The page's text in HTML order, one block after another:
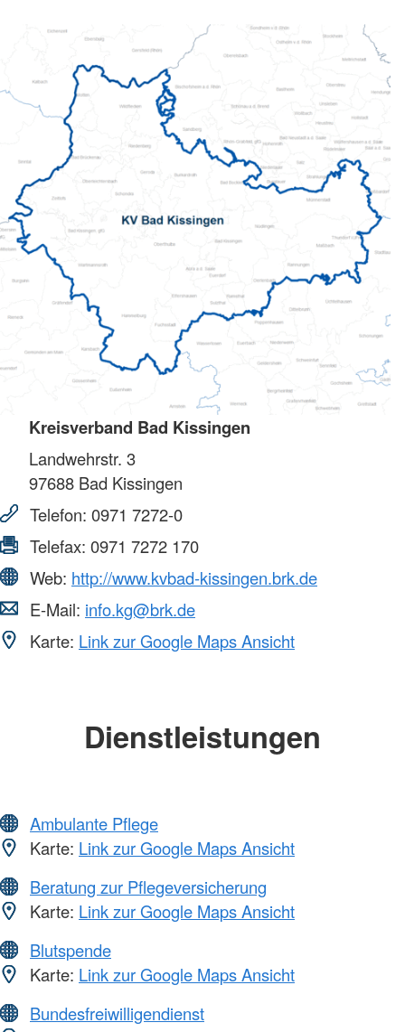
Kreisverband Bad Kissingen
Landwehrstr. 3
97688 Bad Kissingen
Telefon: 0971 7272-0
Telefax: 0971 7272 170
Web: http://www.kvbad-kissingen.brk.de
E-Mail: info.kg@brk.de
Karte: Link zur Google Maps Ansicht
Dienstleistungen
Ambulante Pflege
Karte: Link zur Google Maps Ansicht
Beratung zur Pflegeversicherung
Karte: Link zur Google Maps Ansicht
Blutspende
Karte: Link zur Google Maps Ansicht
Bundesfreiwilligendienst